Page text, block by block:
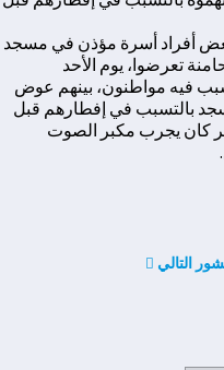
أفراد أسرة مؤذن في مسجد
تعرضوا، يوم الأحد
فيه مواطنون، بينهم عوض
بالتسبب في إفطارهم قبل
كان يجرب مكبر الصوت
التالي